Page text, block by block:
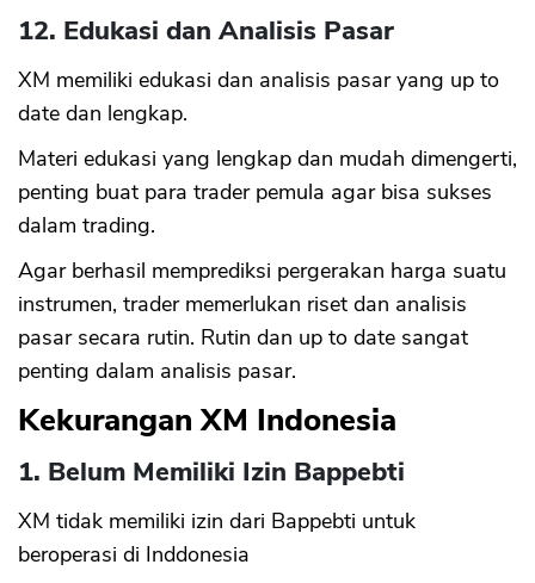
12. Edukasi dan Analisis Pasar
XM memiliki edukasi dan analisis pasar yang up to
date dan lengkap.
Materi edukasi yang lengkap dan mudah dimengerti,
penting buat para trader pemula agar bisa sukses
dalam trading.
Agar berhasil memprediksi pergerakan harga suatu
instrumen, trader memerlukan riset dan analisis
pasar secara rutin. Rutin dan up to date sangat
penting dalam analisis pasar.
Kekurangan XM Indonesia
1. Belum Memiliki Izin Bappebti
XM tidak memiliki izin dari Bappebti untuk
beroperasi di Inddonesia